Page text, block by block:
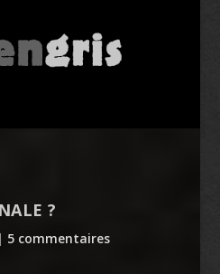
?
5 commentaires